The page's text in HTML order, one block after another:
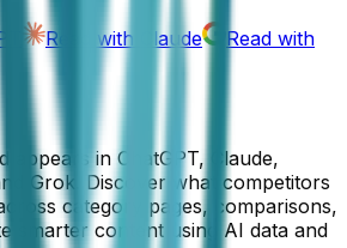
Read with Claude
Read with
appears in ChatGPT, Claude,
Grok. Discover what competitors
category pages, comparisons,
smarter content using AI data and